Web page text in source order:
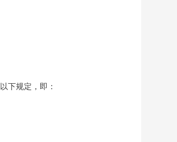
以下规定 ，即：